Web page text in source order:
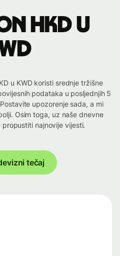
HKD u
u KWD koristi srednje tržišne
podataka u posljednjih 5
upozorenje sada, a mi
Osim toga, uz naše dnevne
najnovije vijesti.
tečaj